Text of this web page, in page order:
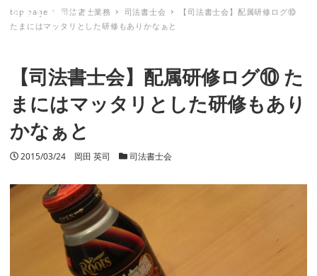
ミナトノキズナ
top page 司法書士業務 司法書士会
【司法書士会】配属研修ログ⑩
たまにはマッタリとした研修もありかなぁと
【司法書士会】配属研修ログ⑩ た
まにはマッタリとした研修もあり
かなぁと
投稿日
2015/03/24 著者
岡田 英司 カテゴリー
司法書士会